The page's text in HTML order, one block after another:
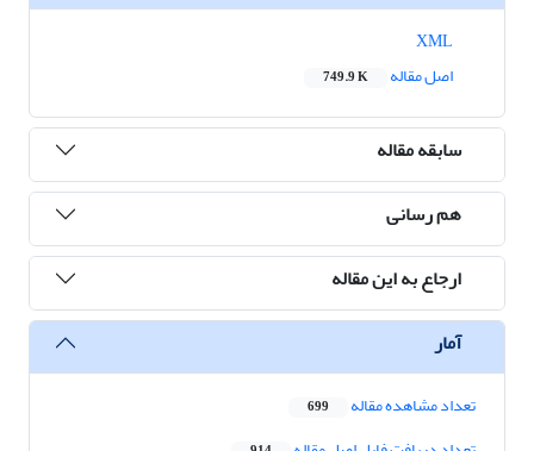
اصل مقاله
749.9 K
سابقه مقاله
هم رسانی
ارجاع به این مقاله
آمار
تعداد مشاهده مقاله 699